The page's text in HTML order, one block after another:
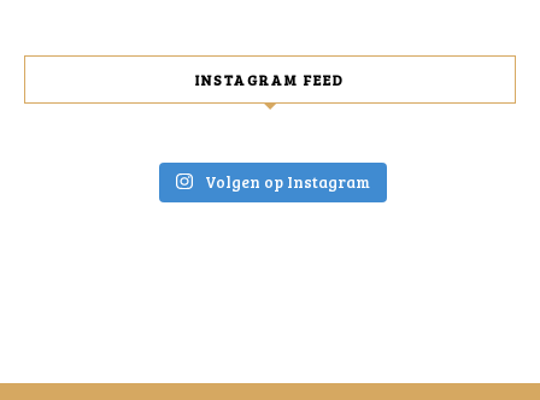
INSTAGRAM FEED
Volgen op Instagram